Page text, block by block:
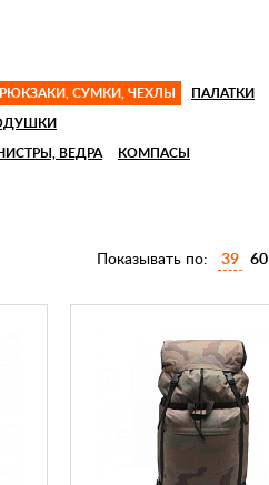
РЮКЗАКИ, СУМКИ, ЧЕХЛЫ ПАЛАТКИ
ВЕДРА КОМПАСЫ
Показывать по: 39 60